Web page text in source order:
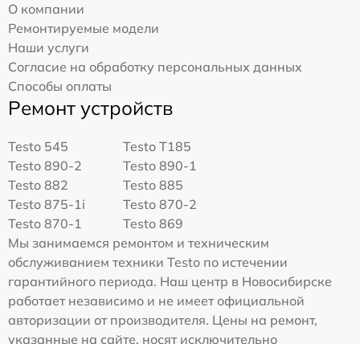
О компании
Ремонтируемые модели
Наши услуги
Согласие на обработку персональных данных
Способы оплаты
Ремонт устройств
Testo 545
Testo T185
Testo 890-2
Testo 890-1
Testo 882
Testo 885
Testo 875-1i
Testo 870-2
Testo 870-1
Testo 869
Мы занимаемся ремонтом и техническим
обслуживанием техники Testo по истечении
гарантийного периода. Наш центр в Новосибирске
работает независимо и не имеет официальной
авторизации от производителя. Цены на ремонт,
указанные на сайте, носят исключительно